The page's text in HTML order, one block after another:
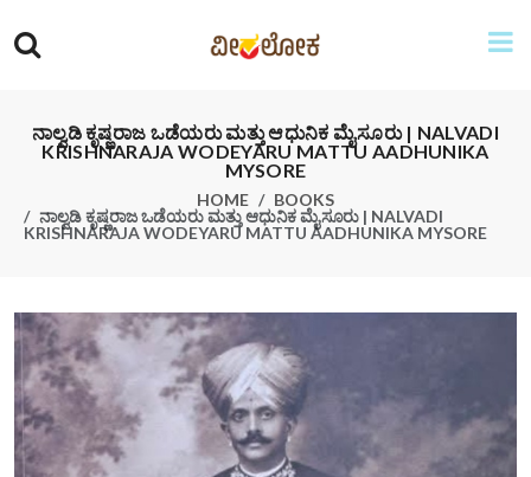
ನಾಲ್ವಡಿ ಕೃಷ್ಣರಾಜ ಒಡೆಯರು ಮತ್ತು ಆಧುನಿಕ ಮೈಸೂರು | NALVADI
KRISHNARAJA WODEYARU MATTU AADHUNIKA
MYSORE
HOME
BOOKS
ನಾಲ್ವಡಿ ಕೃಷ್ಣರಾಜ ಒಡೆಯರು ಮತ್ತು ಆಧುನಿಕ ಮೈಸೂರು | NALVADI
KRISHNARAJA WODEYARU MATTU AADHUNIKA MYSORE